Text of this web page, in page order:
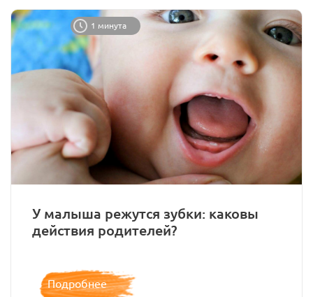
1 минута
У малыша режутся зубки: каковы
действия родителей?
Подробнее